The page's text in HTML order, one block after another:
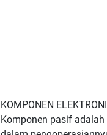
KOMPONEN
Komponen pasif